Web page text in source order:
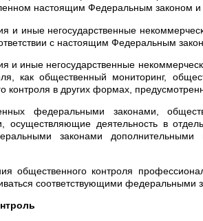
настоящим Федеральным законом
иные негосударственные
с настоящим Федеральным
иные негосударственные
как общественный мониторинг,
контроля в других формах,
федеральными законами,
осуществляющие деятельность в
законами
общественного контроля
соответствующими федеральными